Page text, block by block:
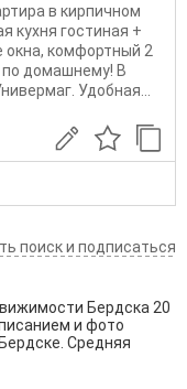
в кирпичном
кухня гостиная +
окна, комфортный 2
по домашнему! В
Удобная...
поиск и подписаться
Бердска 20
и фото
Средняя